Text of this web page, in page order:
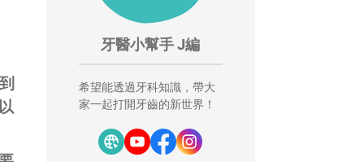
牙醫小幫手 J編
希望能透過牙科知識，帶大
家一起打開牙齒的新世界！